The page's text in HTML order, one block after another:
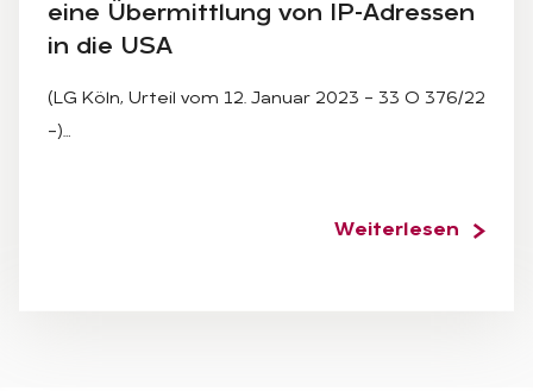
eine Über­mitt­lung von IP-Adres­sen
in die USA
(LG Köln, Urteil vom 12. Januar 2023 – 33 O 376/22
–)…
Weiterlesen